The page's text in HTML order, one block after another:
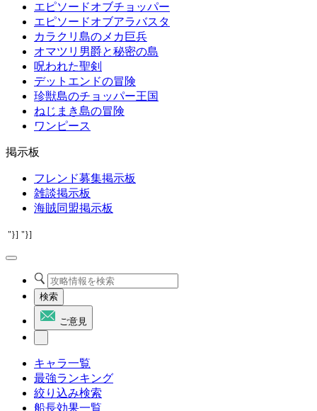
エピソードオブチョッパー
エピソードオブアラバスタ
カラクリ島のメカ巨兵
オマツリ男爵と秘密の島
呪われた聖剣
デットエンドの冒険
珍獣島のチョッパー王国
ねじまき島の冒険
ワンピース
掲示板
フレンド募集掲示板
雑談掲示板
海賊同盟掲示板
"}] "}]
検索
ご意見
キャラ一覧
最強ランキング
絞り込み検索
船長効果一覧